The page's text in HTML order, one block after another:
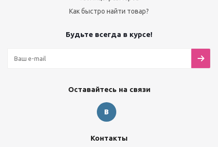
Как быстро найти товар?
Будьте всегда в курсе!
Оставайтесь на связи
Контакты